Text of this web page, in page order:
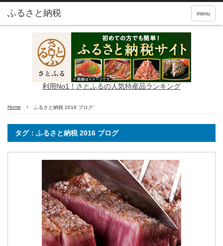
ふるさと納税 menu
利用No1！さとふるの人気特産品ランキング
Home ふるさと納税 2016 ブログ
タグ：ふるさと納税 2016 ブログ